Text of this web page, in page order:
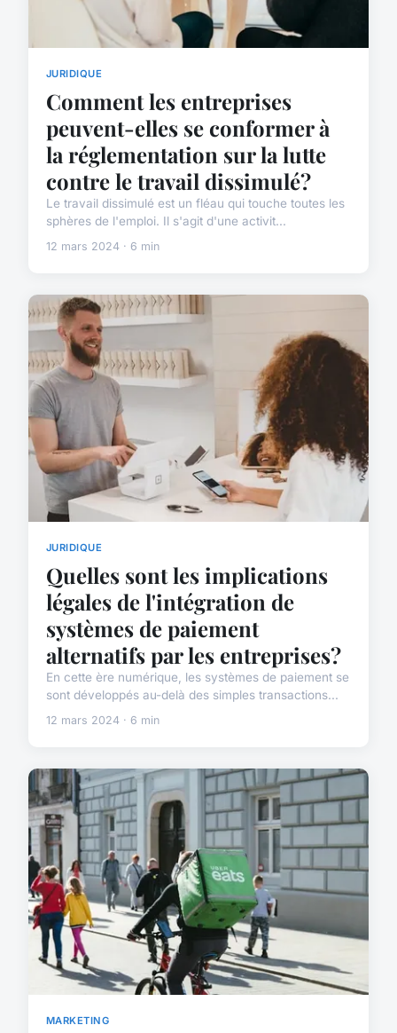
JURIDIQUE
Comment les entreprises
peuvent-elles se conformer à
la réglementation sur la lutte
contre le travail dissimulé?
Le travail dissimulé est un fléau qui touche toutes les
sphères de l'emploi. Il s'agit d'une activit...
12 mars 2024 · 6 min
JURIDIQUE
Quelles sont les implications
légales de l'intégration de
systèmes de paiement
alternatifs par les entreprises?
En cette ère numérique, les systèmes de paiement se
sont développés au-delà des simples transactions...
12 mars 2024 · 6 min
MARKETING